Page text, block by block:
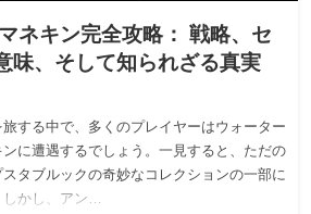
ネキン完全攻略： 戦略、セ
味、そして知られざる真実
する中で、多くのプレイヤーはウォーター
に遭遇するでしょう。一見すると、ただの
タブルックの奇妙なコレクションの一部に
しかし、アン…